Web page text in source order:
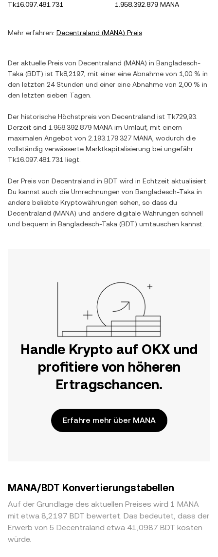
Tk16.097.481.731
1.958.392.879 MANA
Mehr erfahren: Decentraland (MANA) Preis
Der aktuelle Preis von Decentraland (MANA) in Bangladesch-
Taka (BDT) ist Tk8,2197 , mit einer eine Abnahme von 1,00 % in
den letzten 24 Stunden und einer eine Abnahme von 2,00 % in
den letzten sieben Tagen.
Der historische Höchstpreis von Decentraland ist Tk729,93
Derzeit sind 1.958.392.879 MANA im Umlauf, mit einem
maximalen Angebot von 2.193.179.327 MANA , wodurch die
vollständig verwässerte Marktkapitalisierung bei ungefähr
Tk16.097.481.731 liegt.
Der Preis von Decentraland in BDT wird in Echtzeit aktualisiert.
Du kannst auch die Umrechnungen von Bangladesch-Taka in
andere beliebte Kryptowährungen sehen, so dass du
Decentraland (MANA) und andere digitale Währungen schnell
und bequem in Bangladesch-Taka (BDT) umtauschen kannst.
Handle Krypto auf OKX und
profitiere von höheren
Ertragschancen.
Erfahre mehr über MANA
MANA/BDT Konvertierungstabellen
Auf der Grundlage des aktuellen Preises wird 1 MANA
mit etwa 8,2197 BDT bewertet. Das bedeutet, dass der
Erwerb von 5 Decentraland etwa 41,0987 BDT kosten
würde.